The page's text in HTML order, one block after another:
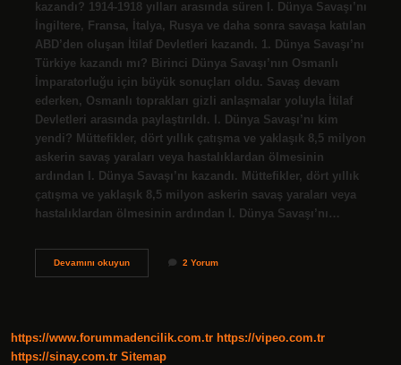
kazandı? 1914-1918 yılları arasında süren I. Dünya Savaşı’nı
İngiltere, Fransa, İtalya, Rusya ve daha sonra savaşa katılan
ABD’den oluşan İtilaf Devletleri kazandı. 1. Dünya Savaşı’nı
Türkiye kazandı mı? Birinci Dünya Savaşı’nın Osmanlı
İmparatorluğu için büyük sonuçları oldu. Savaş devam
ederken, Osmanlı toprakları gizli anlaşmalar yoluyla İtilaf
Devletleri arasında paylaştırıldı. I. Dünya Savaşı’nı kim
yendi? Müttefikler, dört yıllık çatışma ve yaklaşık 8,5 milyon
askerin savaş yaraları veya hastalıklardan ölmesinin
ardından I. Dünya Savaşı’nı kazandı. Müttefikler, dört yıllık
çatışma ve yaklaşık 8,5 milyon askerin savaş yaraları veya
hastalıklardan ölmesinin ardından I. Dünya Savaşı’nı…
Devamını okuyun1
2 Yorum
https://www.forummadencilik.com.tr https://vipeo.com.tr
https://sinay.com.tr Sitemap